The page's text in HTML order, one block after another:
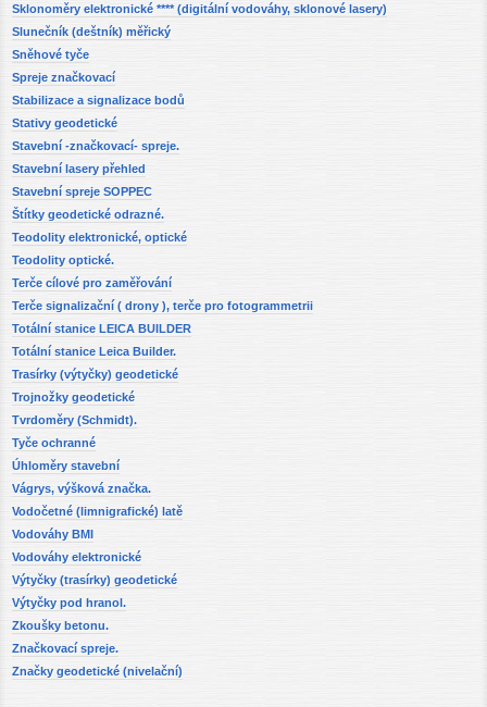
Sklonoměry elektronické **** (digitální vodováhy, sklonové lasery)
Slunečník (deštník) měřický
Sněhové tyče
Spreje značkovací
Stabilizace a signalizace bodů
Stativy geodetické
Stavební -značkovací- spreje.
Stavební lasery přehled
Stavební spreje SOPPEC
Štítky geodetické odrazné.
Teodolity elektronické, optické
Teodolity optické.
Terče cílové pro zaměřování
Terče signalizační ( drony ), terče pro fotogrammetrii
Totální stanice LEICA BUILDER
Totální stanice Leica Builder.
Trasírky (výtyčky) geodetické
Trojnožky geodetické
Tvrdoměry (Schmidt).
Tyče ochranné
Úhloměry stavební
Vágrys, výšková značka.
Vodočetné (limnigrafické) latě
Vodováhy BMI
Vodováhy elektronické
Výtyčky (trasírky) geodetické
Výtyčky pod hranol.
Zkoušky betonu.
Značkovací spreje.
Značky geodetické (nivelační)